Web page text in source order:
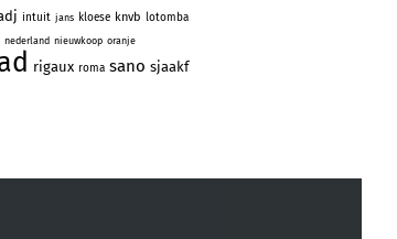
intuit jans kloese knvb lotomba
nederland nieuwkoop oranje
rigaux roma sano sjaakf